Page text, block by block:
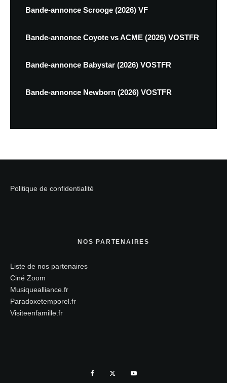
Bande-annonce Scrooge (2026) VF
Bande-annonce Coyote vs ACME (2026) VOSTFR
Bande-annonce Babystar (2026) VOSTFR
Bande-annonce Newborn (2026) VOSTFR
Politique de confidentialité
NOS PARTENAIRES
Liste de nos partenaires
Ciné Zoom
Musiquealliance.fr
Paradoxetemporel.fr
Visiteenfamille.fr